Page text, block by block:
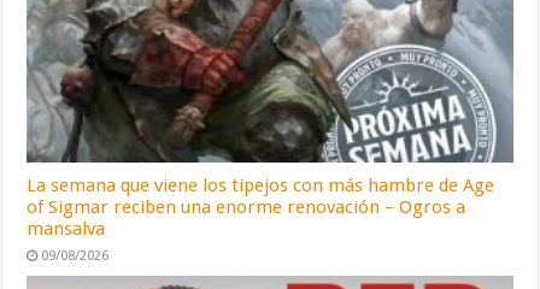
La semana que viene los tipejos con más hambre de Age
of Sigmar reciben una enorme renovación – Ogros a
mansalva
09/08/2026